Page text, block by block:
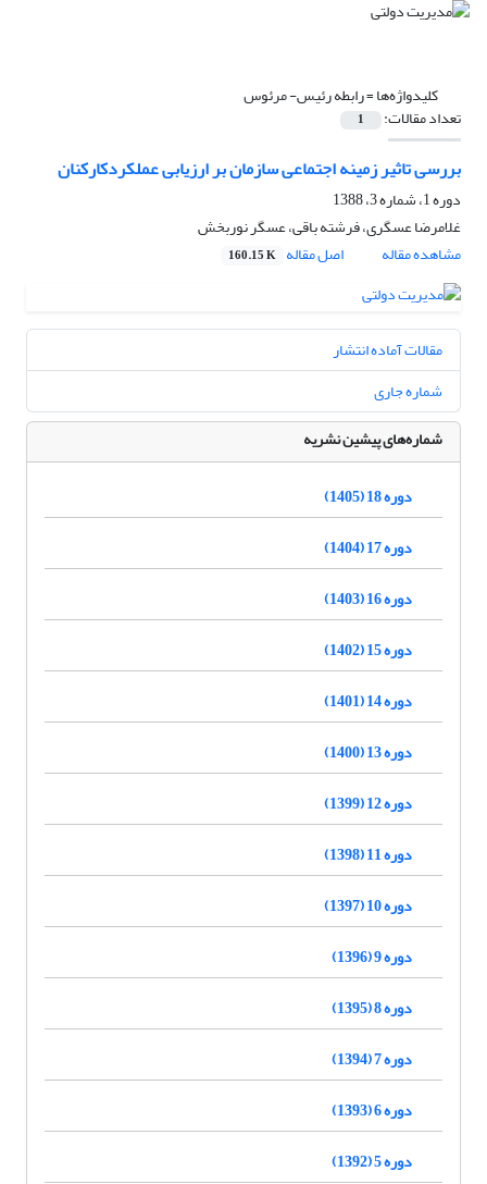
کلیدواژه‌ها =رابطه رئیس- مرئوس
تعداد مقالات: 1
بررسی تاثیر زمینه اجتماعی سازمان بر ارزیابی عملکردکارکنان
دوره 1، شماره 3، 1388
غلامرضا عسگری، فرشته باقی، عسگر نوربخش
مشاهده مقاله
اصل مقاله 160.15 K
مقالات آماده انتشار
شماره جاری
شماره‌های پیشین نشریه
دوره 18 (1405)
دوره 17 (1404)
دوره 16 (1403)
دوره 15 (1402)
دوره 14 (1401)
دوره 13 (1400)
دوره 12 (1399)
دوره 11 (1398)
دوره 10 (1397)
دوره 9 (1396)
دوره 8 (1395)
دوره 7 (1394)
دوره 6 (1393)
دوره 5 (1392)